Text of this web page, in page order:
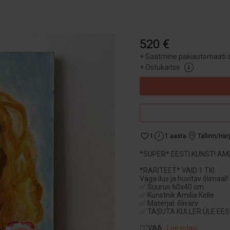
520 €
+Saatmine pakiautomaati
+ Ostukaitse
1 1 aasta Tallinn/
*SUPER* EESTI KUNST!
*RARITEET* VAID 1 TK!
Väga ilus ja huvitav õlimaal!
✅ Suurus 60x40 cm
✅ Kunstnik Amilia Kelle
✅ Materjal: õlivärv
✅ TASUTA KULLER ÜLE
👉🏻VAA
Loe edasi